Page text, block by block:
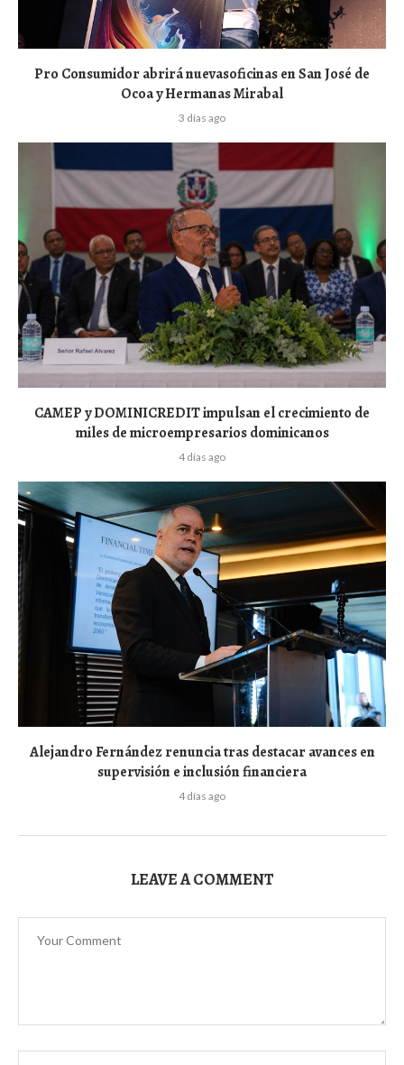
Pro Consumidor abrirá nuevasoficinas en San José de
Ocoa y Hermanas Mirabal
3 días ago
CAMEP y DOMINICREDIT impulsan el crecimiento de
miles de microempresarios dominicanos
4 días ago
Alejandro Fernández renuncia tras destacar avances en
supervisión e inclusión financiera
4 días ago
LEAVE A COMMENT